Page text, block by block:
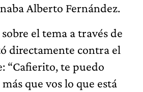
Alberto Fernández.
el tema a través de
directamente contra el
“Cafierito, te puedo
que vos lo que está